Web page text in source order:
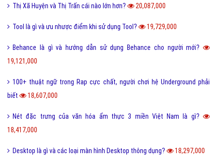
Thị Xã Huyện và Thị Trấn cái nào lớn hơn? 20,087,000
Tool là gì và ưu nhược điểm khi sử dụng Tool? 19,729,000
Behance là gì và hướng dẫn sử dụng Behance cho người mới?
19,121,000
100+ thuật ngữ trong Rap cực chất, người chơi hệ Underground phải
biết
18,607,000
Nét đặc trưng của văn hóa ẩm thực 3 miền Việt Nam là gì?
18,417,000
Desktop là gì và các loại màn hình Desktop thông dụng? 18,297,000